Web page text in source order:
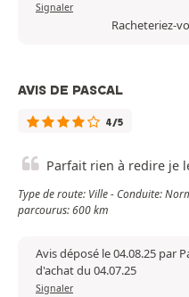
Signaler
Racheteriez-
AVIS DE PASCAL
4/5
Parfait rien à redire je
Type de route: Ville - Conduite:
parcourus: 600 km
Avis déposé le 04.08.25 par
d'achat du 04.07.25
Signaler